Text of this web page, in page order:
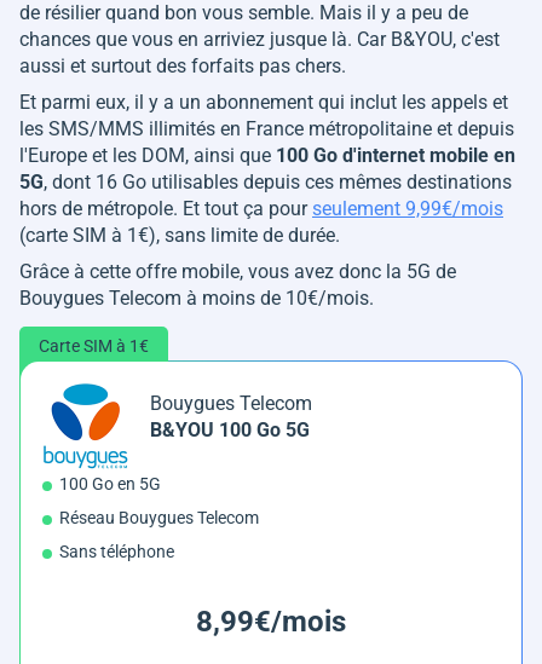
de résilier quand bon vous semble. Mais il y a peu de
chances que vous en arriviez jusque là. Car B&YOU, c'est
aussi et surtout des forfaits pas chers.
Et parmi eux, il y a un abonnement qui inclut les appels et
les SMS/MMS illimités en France métropolitaine et depuis
l'Europe et les DOM, ainsi que 100 Go d'internet mobile en
5G, dont 16 Go utilisables depuis ces mêmes destinations
hors de métropole. Et tout ça pourseulement 9,99€/mois
(carte SIM à 1€), sans limite de durée.
Grâce à cette offre mobile, vous avez donc la 5G de
Bouygues Telecom à moins de 10€/mois.
Carte SIM à 1€
Bouygues Telecom
B&YOU 100 Go 5G
100 Go en 5G
Réseau Bouygues Telecom
Sans téléphone
8,99€/mois